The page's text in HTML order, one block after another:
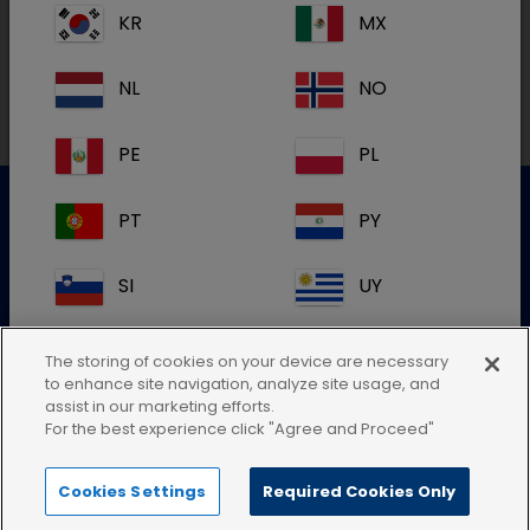
Lokal adress
Kundservice
Kontakta vår kundtjänst
Skicka en elektronisk förfrågan
eller ring: 08-32 53 55
KR MX
NL NO
PE PL
PT PY
SI UY
VE Global
Om du inte kan hitta din landsadress,
The storing of cookies on your device are necessary
to enhance site navigation, analyze site usage, and
assist in our marketing efforts.
For the best experience click "Agree and Proceed"
Cookies Settings Required Cookies Only